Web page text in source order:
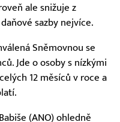
ale snižuje z
sazby nejvíce.
Sněmovnou se
Jde o osoby s nízkými
12 měsíců v roce a
(ANO) ohledně